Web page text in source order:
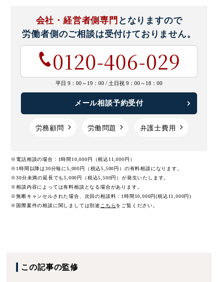
会社・経営者側専門 となりますので
労働者側のご相談は受付けておりません。
0120-406-029
平日 9：00～19：00 / 土日祝 9：00～18：00
メール相談予約受付
労務顧問 労働問題 弁護士費用
※電話相談の場合：1時間10,000円（税込11,000円）
※1時間以降は30分毎に5,000円（税込5,500円）の有料相談になります。
※30分未満の延長でも5,000円（税込5,500円）が発生いたします。
※相談内容によっては有料相談となる場合があります。
※無断キャンセルされた場合、次回の相談料：1時間10,000円(税込11,000円)
※国際案件の相談に関しましては別途 こちらをご覧ください。
この記事の監修